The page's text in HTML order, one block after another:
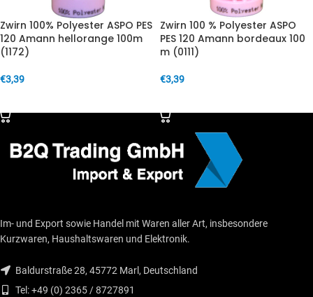
Zwirn 100% Polyester ASPO PES
120 Amann hellorange 100m
(1172)
€3,39
Zwirn 100 % Polyester ASPO
PES 120 Amann bordeaux 100
m (0111)
€3,39
Im- und Export sowie Handel mit Waren aller Art, insbesondere
Kurzwaren, Haushaltswaren und Elektronik.
Baldurstraße 28, 45772 Marl, Deutschland
Tel: +49 (0) 2365 / 8727891